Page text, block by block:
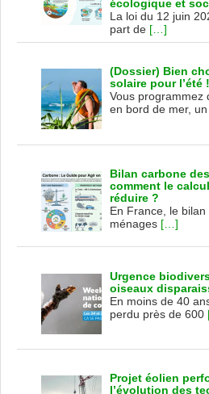
écologique et
La loi du 12 juin
part de […]
(Dossier) Bien
solaire pour l’été !
Vous programmez
en bord de mer,
Bilan carbone
comment le
réduire ?
En France, le
ménages […]
Urgence
oiseaux
En moins de 40
perdu près de 600
Projet éolien
l’évolution des